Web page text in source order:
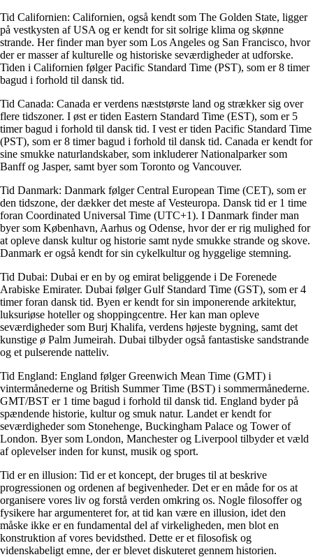
Tid Californien: Californien, også kendt som The Golden State, ligger
på vestkysten af USA og er kendt for sit solrige klima og skønne
strande. Her finder man byer som Los Angeles og San Francisco, hvor
der er masser af kulturelle og historiske seværdigheder at udforske.
Tiden i Californien følger Pacific Standard Time (PST), som er 8 timer
bagud i forhold til dansk tid.
Tid Canada: Canada er verdens næststørste land og strækker sig over
flere tidszoner. I øst er tiden Eastern Standard Time (EST), som er 5
timer bagud i forhold til dansk tid. I vest er tiden Pacific Standard Time
(PST), som er 8 timer bagud i forhold til dansk tid. Canada er kendt for
sine smukke naturlandskaber, som inkluderer Nationalparker som
Banff og Jasper, samt byer som Toronto og Vancouver.
Tid Danmark: Danmark følger Central European Time (CET), som er
den tidszone, der dækker det meste af Vesteuropa. Dansk tid er 1 time
foran Coordinated Universal Time (UTC+1). I Danmark finder man
byer som København, Aarhus og Odense, hvor der er rig mulighed for
at opleve dansk kultur og historie samt nyde smukke strande og skove.
Danmark er også kendt for sin cykelkultur og hyggelige stemning.
Tid Dubai: Dubai er en by og emirat beliggende i De Forenede
Arabiske Emirater. Dubai følger Gulf Standard Time (GST), som er 4
timer foran dansk tid. Byen er kendt for sin imponerende arkitektur,
luksuriøse hoteller og shoppingcentre. Her kan man opleve
seværdigheder som Burj Khalifa, verdens højeste bygning, samt det
kunstige ø Palm Jumeirah. Dubai tilbyder også fantastiske sandstrande
og et pulserende natteliv.
Tid England: England følger Greenwich Mean Time (GMT) i
vintermånederne og British Summer Time (BST) i sommermånederne.
GMT/BST er 1 time bagud i forhold til dansk tid. England byder på
spændende historie, kultur og smuk natur. Landet er kendt for
seværdigheder som Stonehenge, Buckingham Palace og Tower of
London. Byer som London, Manchester og Liverpool tilbyder et væld
af oplevelser inden for kunst, musik og sport.
Tid er en illusion: Tid er et koncept, der bruges til at beskrive
progressionen og ordenen af begivenheder. Det er en måde for os at
organisere vores liv og forstå verden omkring os. Nogle filosoffer og
fysikere har argumenteret for, at tid kan være en illusion, idet den
måske ikke er en fundamental del af virkeligheden, men blot en
konstruktion af vores bevidsthed. Dette er et filosofisk og
videnskabeligt emne, der er blevet diskuteret gennem historien.